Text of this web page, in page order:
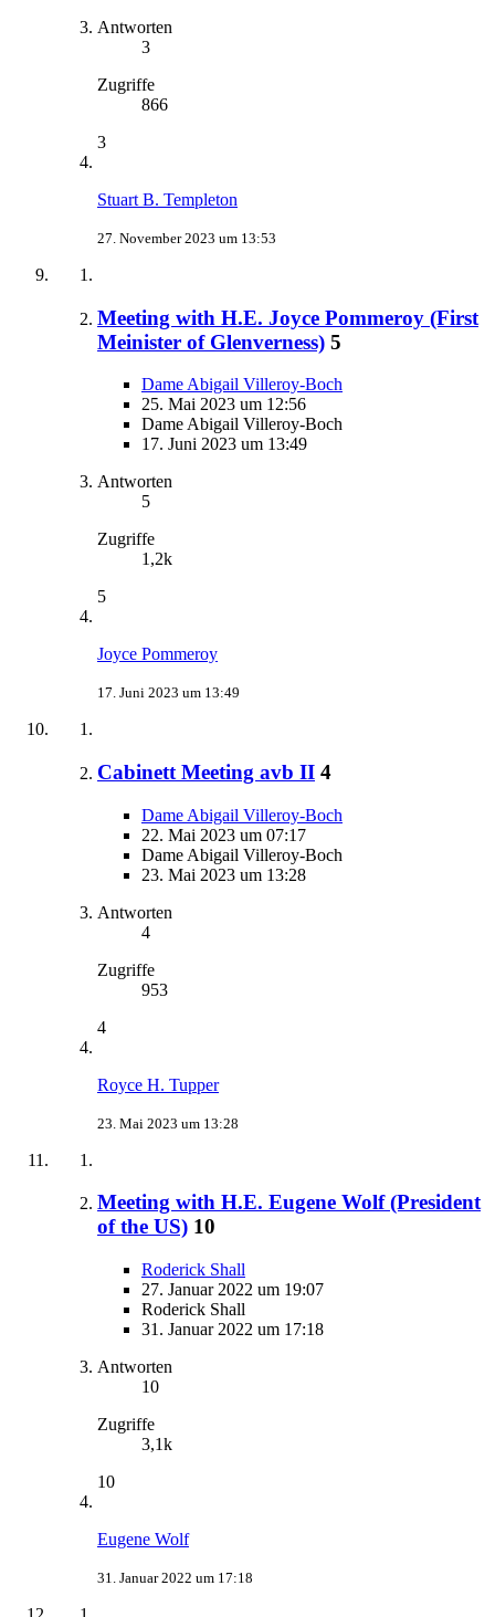
Antworten
3
Zugriffe
866
3
Stuart B. Templeton
27. November 2023 um 13:53
Meeting with H.E. Joyce Pommeroy (First
Meinister of Glenverness) 5
Dame Abigail Villeroy-Boch
25. Mai 2023 um 12:56
Dame Abigail Villeroy-Boch
17. Juni 2023 um 13:49
Antworten
5
Zugriffe
1,2k
5
Joyce Pommeroy
17. Juni 2023 um 13:49
Cabinett Meeting avb II 4
Dame Abigail Villeroy-Boch
22. Mai 2023 um 07:17
Dame Abigail Villeroy-Boch
23. Mai 2023 um 13:28
Antworten
4
Zugriffe
953
4
Royce H. Tupper
23. Mai 2023 um 13:28
Meeting with H.E. Eugene Wolf (President
of the US) 10
Roderick Shall
27. Januar 2022 um 19:07
Roderick Shall
31. Januar 2022 um 17:18
Antworten
10
Zugriffe
3,1k
10
Eugene Wolf
31. Januar 2022 um 17:18